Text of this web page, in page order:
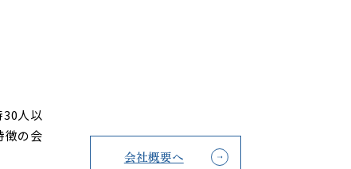
人以
徴の会
会社概要へ